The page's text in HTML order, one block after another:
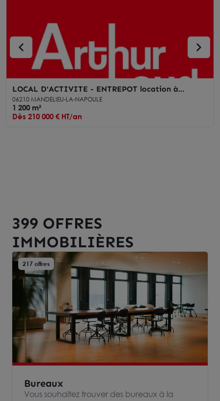
LOCAL D'ACTIVITE - ENTREPOT location à
MANDELIEU-LA-NAPOULE 06210
06210 MANDELIEU-LA-NAPOULE
1 200 m²
Dès 210 000 € HT/an
399 OFFRES
IMMOBILIÈRES
217 offres
Bureaux
Vous souhaitez trouver des bureaux à la